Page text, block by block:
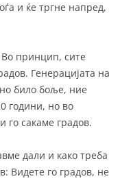
и ќе тргне напред,
принцип, сите
Генерацијата на
било боље, ние
години, но во
го сакаме градов.
дали и како треба
Видете го градов, не